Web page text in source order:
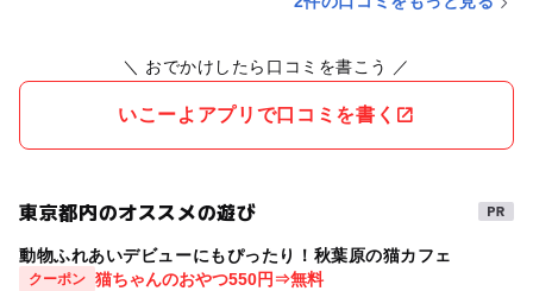
＼ おでかけしたら口コミを書こう ／
いこーよアプリで口コミを書く
東京都内のオススメの遊び
動物ふれあいデビューにもぴったり！秋葉原の猫カフェ
クーポン 猫ちゃんのおやつ550円⇒無料